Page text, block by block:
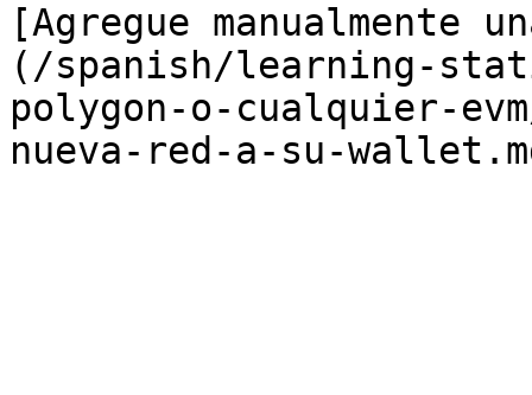
[Agregue manualmente
(/spanish/learning-
polygon-o-cualquier-